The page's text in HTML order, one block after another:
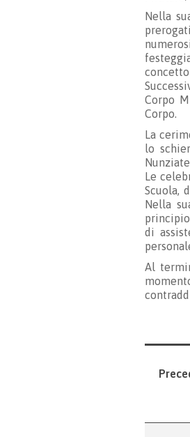
Nella
Corpo
Corpo.
La
lo
Le
Scuola,
Nella
di
Al